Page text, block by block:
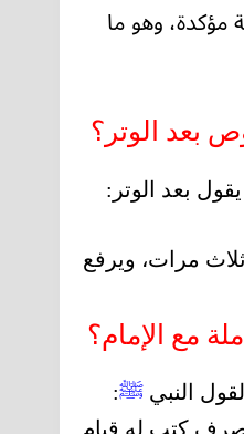
مؤكدة، وهو ما
بعد الوتر؟
بعد الوتر:
مرات، ويرفع
مع الإمام؟
النبي ﷺ:
كتب له قيام